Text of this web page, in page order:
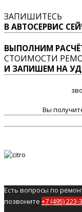
ЗАПИШИТЕСЬ
В АВТОСЕРВИС
ВЫПОЛНИМ
СТОИМОСТИ
И ЗАПИШЕМ НА
Вы
Есть вопросы по
позвоните +7 (495) 223-